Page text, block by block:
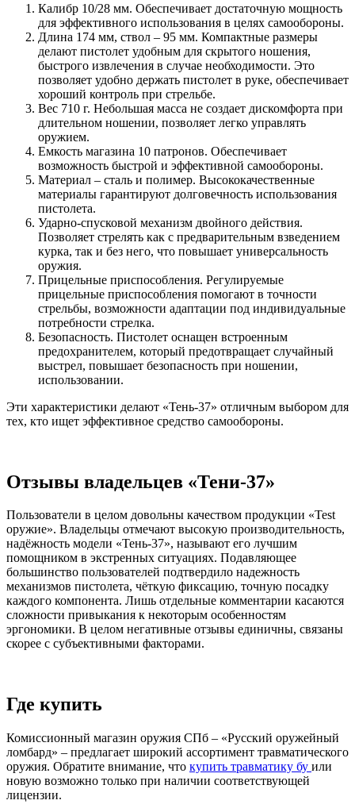
Калибр 10/28 мм. Обеспечивает достаточную мощность
для эффективного использования в целях самообороны.
Длина 174 мм, ствол – 95 мм. Компактные размеры
делают пистолет удобным для скрытого ношения,
быстрого извлечения в случае необходимости. Это
позволяет удобно держать пистолет в руке, обеспечивает
хороший контроль при стрельбе.
Вес 710 г. Небольшая масса не создает дискомфорта при
длительном ношении, позволяет легко управлять
оружием.
Емкость магазина 10 патронов. Обеспечивает
возможность быстрой и эффективной самообороны.
Материал – сталь и полимер. Высококачественные
материалы гарантируют долговечность использования
пистолета.
Ударно-спусковой механизм двойного действия.
Позволяет стрелять как с предварительным взведением
курка, так и без него, что повышает универсальность
оружия.
Прицельные приспособления. Регулируемые
прицельные приспособления помогают в точности
стрельбы, возможности адаптации под индивидуальные
потребности стрелка.
Безопасность. Пистолет оснащен встроенным
предохранителем, который предотвращает случайный
выстрел, повышает безопасность при ношении,
использовании.
Эти характеристики делают «Тень-37» отличным выбором для
тех, кто ищет эффективное средство самообороны.
Отзывы владельцев «Тени-37»
Пользователи в целом довольны качеством продукции «Test
оружие». Владельцы отмечают высокую производительность,
надёжность модели «Тень-37», называют его лучшим
помощником в экстренных ситуациях. Подавляющее
большинство пользователей подтвердило надежность
механизмов пистолета, чёткую фиксацию, точную посадку
каждого компонента. Лишь отдельные комментарии касаются
сложности привыкания к некоторым особенностям
эргономики. В целом негативные отзывы единичны, связаны
скорее с субъективными факторами.
Где купить
Комиссионный магазин оружия СПб – «Русский оружейный
ломбард» – предлагает широкий ассортимент травматического
оружия. Обратите внимание, что купить травматику бу или
новую возможно только при наличии соответствующей
лицензии.